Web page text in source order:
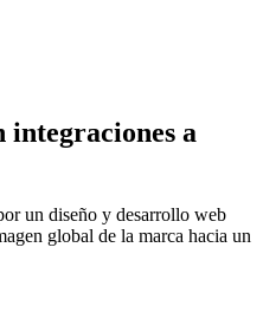
a
un diseño y desarrollo web
global de la marca hacia un